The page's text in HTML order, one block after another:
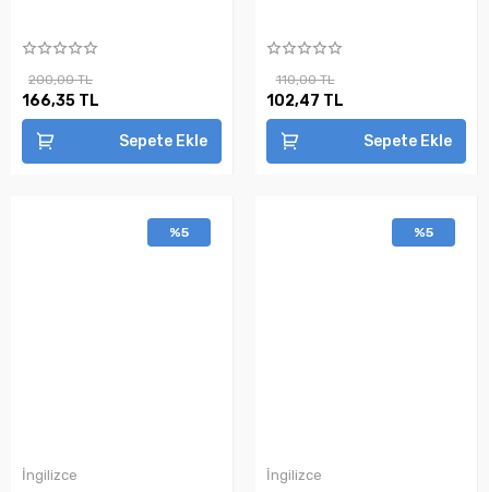
200,00 TL
166,35 TL
Sepete Ekle
110,00 TL
102,47 TL
Sepete Ekle
%5
İngilizce
%5
İngilizce